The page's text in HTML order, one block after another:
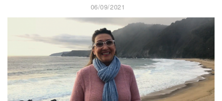
06/09/2021